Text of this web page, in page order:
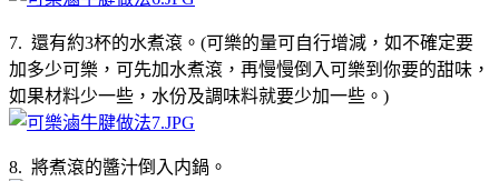
7. 還有約3杯的水煮滾。(可樂的量可自行增減，如不確定要
加多少可樂，可先加水煮滾，再慢慢倒入可樂到你要的甜味，
如果材料少一些，水份及調味料就要少加一些。)
8. 將煮滾的醬汁倒入内鍋。